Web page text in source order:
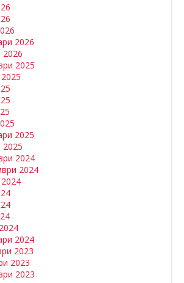
2026
2026
2025
2025
2025
2024
2024
2024
2023
2023
2023